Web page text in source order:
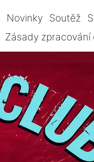
Novinky Soutěž
Zásady